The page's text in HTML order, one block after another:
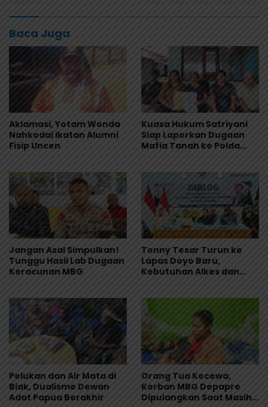
Baca Juga
Aklamasi, Yotam Wonda
Nahkodai Ikatan Alumni
Fisip Uncen
Kuasa Hukum Satriyani
Siap Laporkan Dugaan
Mafia Tanah ke Polda
Jangan Asal Simpulkan!
Tunggu Hasil Lab Dugaan
Keracunan MBG
Tonny Tesar Turun ke
Lapas Doyo Baru,
Kebutuhan Alkes dan
Pelukan dan Air Mata di
Biak, Dualisme Dewan
Adat Papua Berakhir
Orang Tua Kecewa,
Korban MBG Depapre
Dipulangkan Saat Masih